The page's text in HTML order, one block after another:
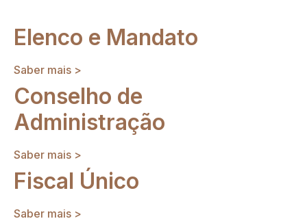
Elenco e Mandato
Saber mais >
Conselho de
Administração
Saber mais >
Fiscal Único
Saber mais >